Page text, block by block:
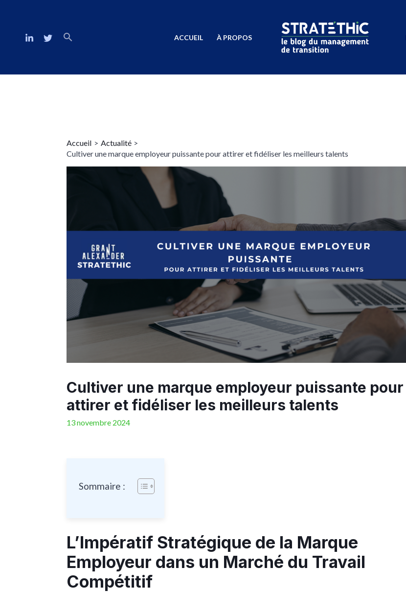
ACCUEIL À PROPOS
Accueil
Actualité
Cultiver une marque employeur puissante pour attirer et fidéliser les meilleurs talents
Cultiver une marque employeur puissante pour
attirer et fidéliser les meilleurs talents
13 novembre 2024
Sommaire :
L’Impératif Stratégique de la Marque
Employeur dans un Marché du Travail
Compétitif